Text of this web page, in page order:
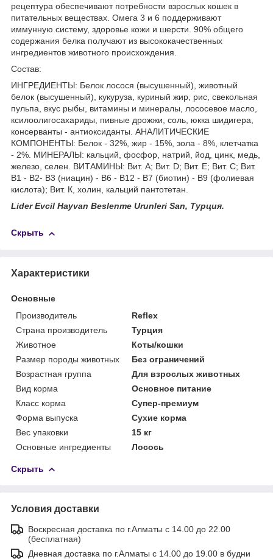
рецептура обеспечивают потребности взрослых кошек в
питательных веществах. Омега 3 и 6 поддерживают
иммунную систему, здоровье кожи и шерсти. 90% общего
содержания белка получают из высококачественных
ингредиентов животного происхождения.
Состав:
ИНГРЕДИЕНТЫ: Белок лосося (высушенный), животный
белок (высушенный), кукуруза, куриный жир, рис, свекольная
пульпа, вкус рыбы, витамины и минералы, лососевое масло,
ксилоолигосахариды, пивные дрожжи, соль, юкка шидигера,
консерванты - антиоксиданты. АНАЛИТИЧЕСКИЕ
КОМПОНЕНТЫ: Белок - 32%, жир - 15%, зола - 8%, клетчатка
- 2%. МИНЕРАЛЫ: кальций, фосфор, натрий, йод, цинк, медь,
железо, селен. ВИТАМИНЫ: Вит. А; Вит. D; Вит. Е; Вит. С; Вит.
B1 - B2- B3 (ниацин) - B6 - B12 - B7 (биотин) - B9 (фолиевая
кислота); Вит. К, холин, кальций пантотетан.
Lider Evcil Hayvan Beslenme Urunleri San, Турция.
Скрыть
Характеристики
Основные
Производитель
Reflex
Страна производитель
Турция
Животное
Коты/кошки
Размер породы животных
Без ограничений
Возрастная группа
Для взрослых животных
Вид корма
Основное питание
Класс корма
Супер-премиум
Форма выпуска
Сухие корма
Вес упаковки
15 кг
Основные ингредиенты
Лосось
Скрыть
Условия доставки
Воскресная доставка по г.Алматы с 14.00 до 22.00
(бесплатная)
Дневная доставка по г.Алматы с 14.00 до 19.00 в будни